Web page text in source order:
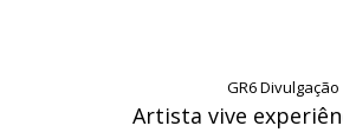
GR6 Divulgação
Artista vive